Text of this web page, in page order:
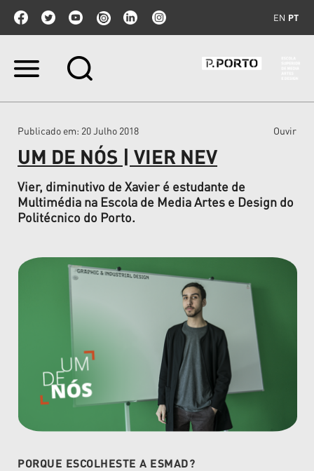
EN PT
Ir
Ir
navegação
Publicado em: 20 Julho 2018 Ouvir
UM DE NÓS | VIER NEV
Vier, diminutivo de Xavier é estudante de
Multimédia na Escola de Media Artes e Design do
Politécnico do Porto.
PORQUE ESCOLHESTE A ESMAD?